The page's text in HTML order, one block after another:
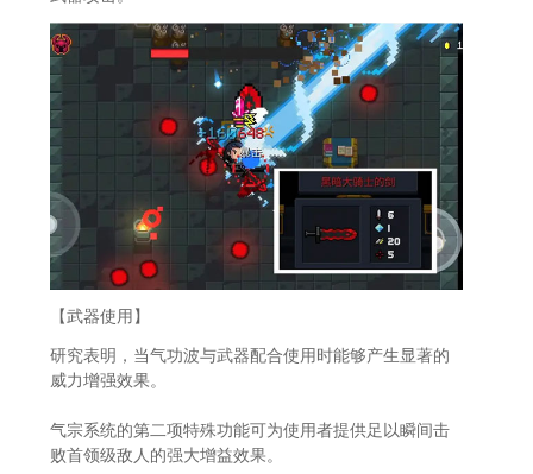
【武器使用】
研究表明，当气功波与武器配合使用时能够产生显著的
威力增强效果。
气宗系统的第二项特殊功能可为使用者提供足以瞬间击
败首领级敌人的强大增益效果。